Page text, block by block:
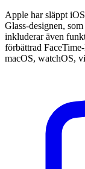
Apple har släppt
Glass-designen,
inkluderar även
förbättrad
macOS, watchOS,